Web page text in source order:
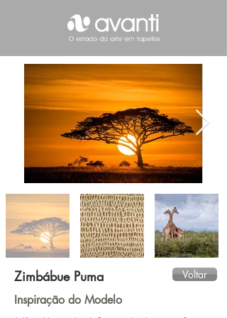
Zimbábue Puma Voltar
Inspiração do Modelo